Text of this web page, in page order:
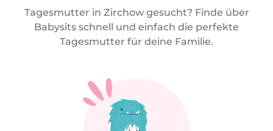
Tagesmutter in Zirchow gesucht? Finde über
Babysits schnell und einfach die perfekte
Tagesmutter für deine Familie.